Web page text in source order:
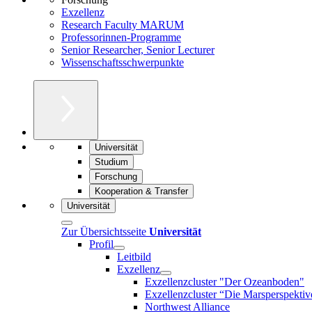
Exzellenz
Research Faculty MARUM
Professorinnen-Programme
Senior Researcher, Senior Lecturer
Wissenschaftsschwerpunkte
Universität
Studium
Forschung
Kooperation & Transfer
Universität
Zur Übersichtsseite Universität
Profil
Leitbild
Exzellenz
Exzellenzcluster "Der Ozeanboden"
Exzellenzcluster “Die
Northwest Alliance